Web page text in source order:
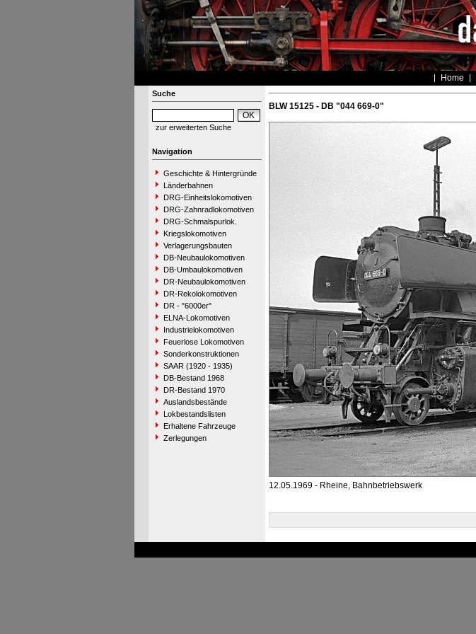
Home
Suche
zur erweiterten Suche
Navigation
Geschichte & Hintergründe
Länderbahnen
DRG-Einheitslokomotiven
DRG-Zahnradlokomotiven
DRG-Schmalspurlok.
Kriegslokomotiven
Verlagerungsbauten
DB-Neubaulokomotiven
DB-Umbaulokomotiven
DR-Neubaulokomotiven
DR-Rekolokomotiven
DR - "6000er"
ELNA-Lokomotiven
Industrielokomotiven
Feuerlose Lokomotiven
Sonderkonstruktionen
SAAR (1920 - 1935)
DB-Bestand 1968
DR-Bestand 1970
Auslandsbestände
Lokbestandslisten
Erhaltene Fahrzeuge
Zerlegungen
BLW 15125 - DB "044 669-0"
12.05.1969 - Rheine, Bahnbetriebswerk